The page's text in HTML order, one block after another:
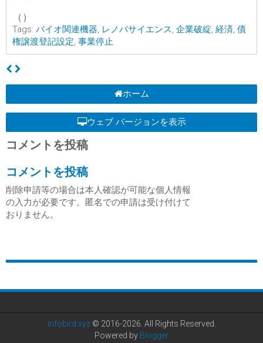
（）
Tags: バイオ関連機器, レノバサイエンス, 企業破綻, 経済, 債
権譲渡登記設定, 事業停止
ホーム
ウェブ バージョンを表示
コメントを投稿
コメントを投稿
削除申請等の場合は本人確認が可能な個人情報
の入力が必要です。匿名での申請は受け付けて
おりません。
infobird.xyz© 2016-2026. All Rights Reserved.
Powered by Blogger